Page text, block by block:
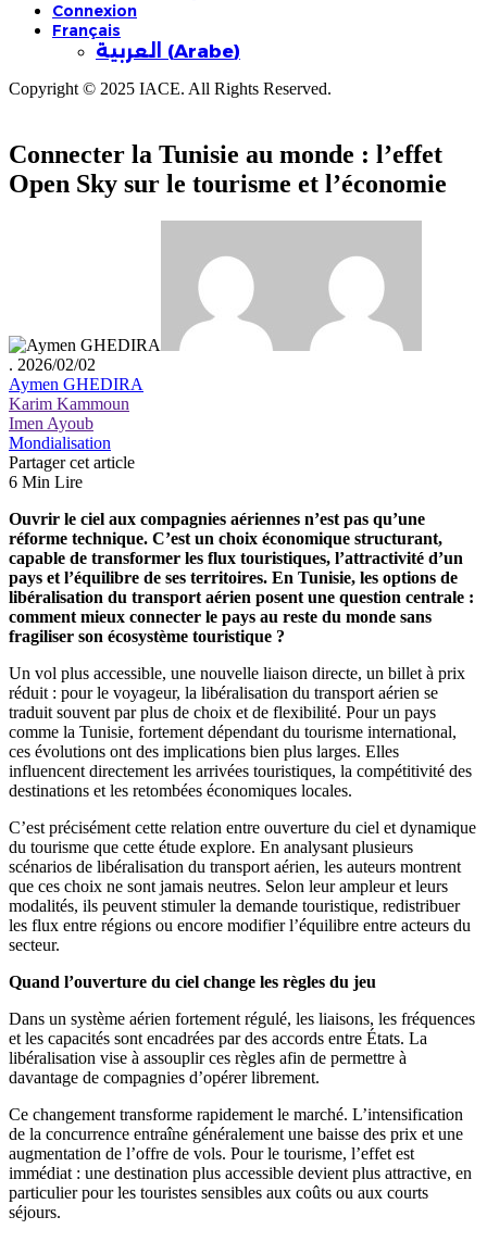
Connexion
Français
العربية (Arabe)
Copyright © 2025 IACE. All Rights Reserved.
Connecter la Tunisie au monde : l’effet
Open Sky sur le tourisme et l’économie
. 2026/02/02
Aymen GHEDIRA
Karim Kammoun
Imen Ayoub
Mondialisation
Partager cet article
6 Min Lire
Ouvrir le ciel aux compagnies aériennes n’est pas qu’une
réforme technique. C’est un choix économique structurant,
capable de transformer les flux touristiques, l’attractivité d’un
pays et l’équilibre de ses territoires. En Tunisie, les options de
libéralisation du transport aérien posent une question centrale :
comment mieux connecter le pays au reste du monde sans
fragiliser son écosystème touristique ?
Un vol plus accessible, une nouvelle liaison directe, un billet à prix
réduit : pour le voyageur, la libéralisation du transport aérien se
traduit souvent par plus de choix et de flexibilité. Pour un pays
comme la Tunisie, fortement dépendant du tourisme international,
ces évolutions ont des implications bien plus larges. Elles
influencent directement les arrivées touristiques, la compétitivité des
destinations et les retombées économiques locales.
C’est précisément cette relation entre ouverture du ciel et dynamique
du tourisme que cette étude explore. En analysant plusieurs
scénarios de libéralisation du transport aérien, les auteurs montrent
que ces choix ne sont jamais neutres. Selon leur ampleur et leurs
modalités, ils peuvent stimuler la demande touristique, redistribuer
les flux entre régions ou encore modifier l’équilibre entre acteurs du
secteur.
Quand l’ouverture du ciel change les règles du jeu
Dans un système aérien fortement régulé, les liaisons, les fréquences
et les capacités sont encadrées par des accords entre États. La
libéralisation vise à assouplir ces règles afin de permettre à
davantage de compagnies d’opérer librement.
Ce changement transforme rapidement le marché. L’intensification
de la concurrence entraîne généralement une baisse des prix et une
augmentation de l’offre de vols. Pour le tourisme, l’effet est
immédiat : une destination plus accessible devient plus attractive, en
particulier pour les touristes sensibles aux coûts ou aux courts
séjours.